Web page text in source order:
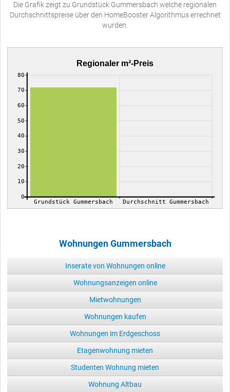
Die Grafik zeigt zu Grundstück Gummersbach welche regionalen
Durchschnittspreise über den HomeBooster Algorithmus errechnet
wurden.
Regionaler m²-Preis
0
10
20
30
40
50
60
70
80
Grundstück Gummersbach Durchschnitt Gummersbach
Wohnungen Gummersbach
Inserate von Wohnungen online
Wohnungsanzeigen online
Mietwohnungen
Wohnungen kaufen
Wohnungen im Erdgeschoss
Etagenwohnung mieten
Studenten Wohnung mieten
Wohnung Altbau